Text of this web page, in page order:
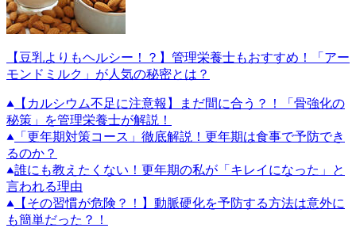
【豆乳よりもヘルシー！？】管理栄養士もおすすめ！「アー
モンドミルク」が人気の秘密とは？
【カルシウム不足に注意報】まだ間に合う？！「骨強化の
秘策」を管理栄養士が解説！
「更年期対策コース」徹底解説！更年期は食事で予防でき
るのか？
誰にも教えたくない！更年期の私が「キレイになった」と
言われる理由
【その習慣が危険？！】動脈硬化を予防する方法は意外に
も簡単だった？！